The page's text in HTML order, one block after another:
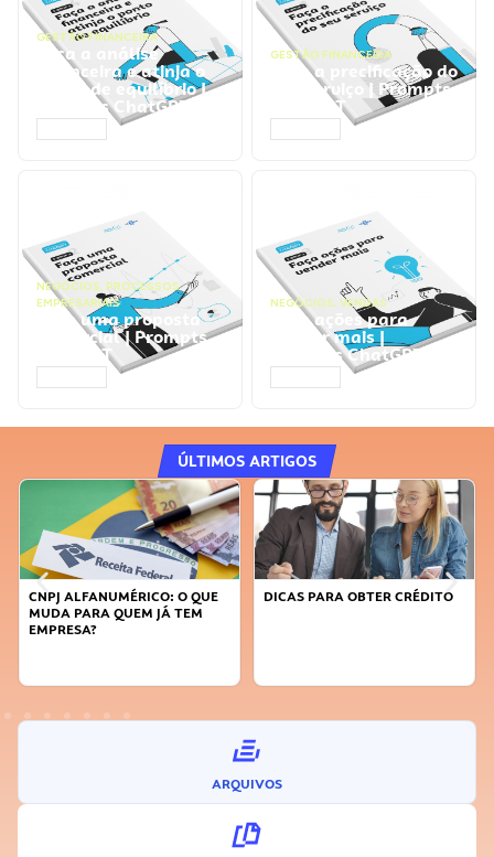
GESTÃO FINANCEIRA
Faça a análise
financeira e atinja o
ponto de equilíbrio |
Prompts ChatGPT
GESTÃO FINANCEIRA
Faça a precificação do
seu serviço | Prompts
ChatGPT
NEGÓCIOS, PROCESSOS
EMPRESARIAIS
Faça uma proposta
comercial | Prompts
ChatGPT
NEGÓCIOS, VENDAS
Faça ações para
vender mais |
Prompts ChatGPT
ÚLTIMOS ARTIGOS
CNPJ ALFANUMÉRICO: O QUE
MUDA PARA QUEM JÁ TEM
EMPRESA?
DICAS PARA OBTER CRÉDITO
ARQUIVOS